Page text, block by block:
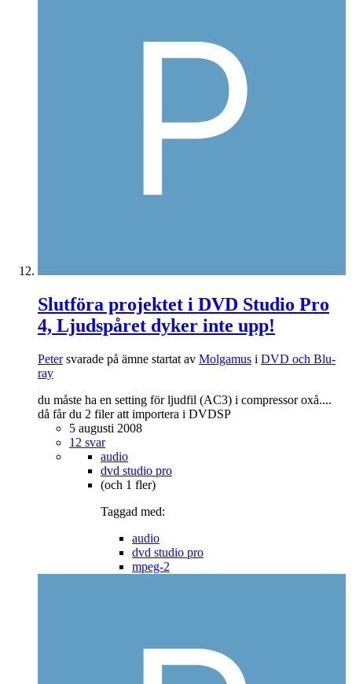
Slutföra projektet i DVD Studio Pro
4, Ljudspåret dyker inte upp!
Petersvarade på ämne startat av Molgamus i DVD och Blu-
ray
du måste ha en setting för ljudfil (AC3) i compressor oxå....
då får du 2 filer att importera i DVDSP
5 augusti 2008
12 svar
audio
dvd studio pro
(och 1 fler)
Taggad med:
audio
dvd studio pro
mpeg-2